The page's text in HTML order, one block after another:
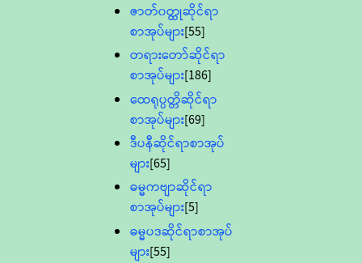
ဇာတ်၀တ္ထုဆိုင်ရာ
စာအုပ်များ[55]
တရားတော်ဆိုင်ရာ
စာအုပ်များ[186]
ထေရုပ္ပတ္တိဆိုင်ရာ
စာအုပ်များ[69]
ဒီပနီဆိုင်ရာစာအုပ်
များ[65]
ဓမ္မကဗျာဆိုင်ရာ
စာအုပ်များ[5]
ဓမ္မပဒဆိုင်ရာစာအုပ်
များ[55]